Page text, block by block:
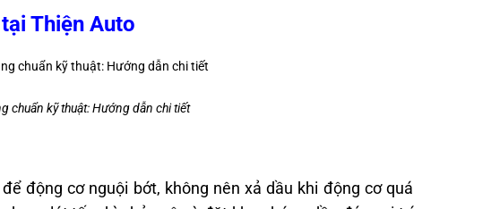
Thiện Auto
chuẩn kỹ thuật: Hướng dẫn chi tiết
động cơ nguội bớt, không nên xả dầu khi động cơ quá